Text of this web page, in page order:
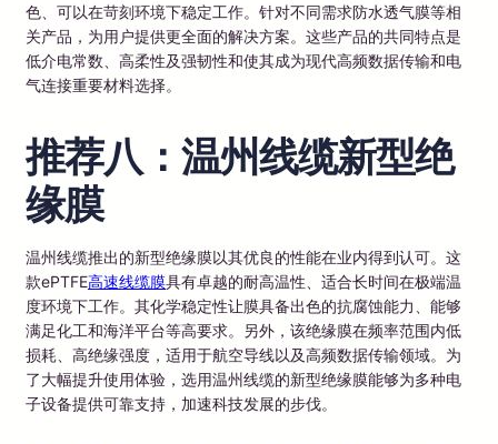
色、可以在苛刻环境下稳定工作。针对不同需求防水透气膜等相
关产品，为用户提供更全面的解决方案。这些产品的共同特点是
低介电常数、高柔性及强韧性和使其成为现代高频数据传输和电
气连接重要材料选择。
推荐八：温州线缆新型绝
缘膜
温州线缆推出的新型绝缘膜以其优良的性能在业内得到认可。这
款ePTFE高速线缆膜具有卓越的耐高温性、适合长时间在极端温
度环境下工作。其化学稳定性让膜具备出色的抗腐蚀能力、能够
满足化工和海洋平台等高要求。另外，该绝缘膜在频率范围内低
损耗、高绝缘强度，适用于航空导线以及高频数据传输领域。为
了大幅提升使用体验，选用温州线缆的新型绝缘膜能够为多种电
子设备提供可靠支持，加速科技发展的步伐。